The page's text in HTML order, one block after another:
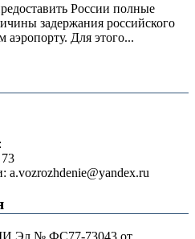
России полные
задержания российского
аэропорту. Для этого...
a.vozrozhdenie@yandex.ru
Эл № ФС77-73043 от